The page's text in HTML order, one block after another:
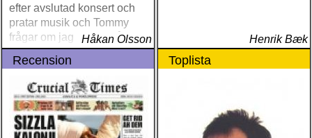
efter avslutad konsert och
pratar musik och Tommy
frågar om jag spelar något
instrument
Håkan Olsson Henrik Bæk
Recension Toplista